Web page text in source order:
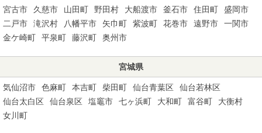
宮古市 久慈市 山田町 野田村 大船渡市 釜石市 住田町
盛岡市
二戸市
滝沢村 八幡平市 矢巾町 紫波町 花巻市 遠野市
一関市
金ケ崎町
平泉町 藤沢町 奥州市
宮城県
気仙沼市 色麻町 本吉町 柴田町 仙台青葉区
仙台若林区
仙台太白区
仙台泉区 塩竈市 七ヶ浜町 大和町 富谷町
大衡村
女川町